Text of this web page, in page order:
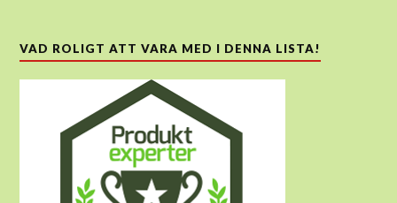
VAD ROLIGT ATT VARA MED I DENNA LISTA!